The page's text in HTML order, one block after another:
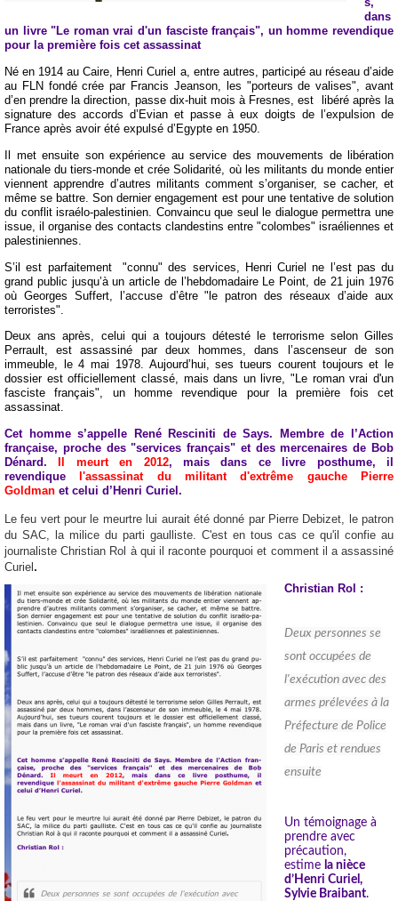
dans
un livre "Le roman vrai d'un fasciste français", un homme revendique
pour la première fois cet assassinat
Né en 1914 au Caire, Henri Curiel a, entre autres, participé au réseau d’aide
au FLN fondé crée par Francis Jeanson, les "porteurs de valises", avant
d’en prendre la direction, passe dix-huit mois à Fresnes, est libéré après la
signature des accords d’Evian et passe à eux doigts de l’expulsion de
France après avoir été expulsé d’Egypte en 1950.
Il met ensuite son expérience au service des mouvements de libération
nationale du tiers-monde et crée Solidarité, où les militants du monde entier
viennent apprendre d’autres militants comment s’organiser, se cacher, et
même se battre. Son dernier engagement est pour une tentative de solution
du conflit israélo-palestinien. Convaincu que seul le dialogue permettra une
issue, il organise des contacts clandestins entre "colombes" israéliennes et
palestiniennes.
S’il est parfaitement "connu" des services, Henri Curiel ne l’est pas du
grand public jusqu’à un article de l’hebdomadaire Le Point, de 21 juin 1976
où Georges Suffert, l’accuse d’être "le patron des réseaux d’aide aux
terroristes".
Deux ans après, celui qui a toujours détesté le terrorisme selon Gilles
Perrault, est assassiné par deux hommes, dans l’ascenseur de son
immeuble, le 4 mai 1978. Aujourd’hui, ses tueurs courent toujours et le
dossier est officiellement classé, mais dans un livre, "Le roman vrai d'un
fasciste français", un homme revendique pour la première fois cet
assassinat.
Cet homme s’appelle René Resciniti de Says. Membre de l’Action
française, proche des "services français" et des mercenaires de Bob
Dénard.
Il meurt en 2012, mais dans ce livre posthume, il
revendique
l'assassinat du militant d'extrême gauche Pierre
Goldman et celui d’Henri Curiel.
Le feu vert pour le meurtre lui aurait été donné par Pierre Debizet, le patron
du SAC, la milice du parti gaulliste. C'est en tous cas ce qu'il confie au
journaliste Christian Rol à qui il raconte pourquoi et comment il a assassiné
Curiel.
Christian Rol :
Deux personnes se
sont occupées de
l'exécution avec des
armes prélevées à la
Préfecture de Police
de Paris et rendues
ensuite
Un témoignage à
prendre avec
précaution,
estime la nièce
d’Henri Curiel,
Sylvie Braibant.